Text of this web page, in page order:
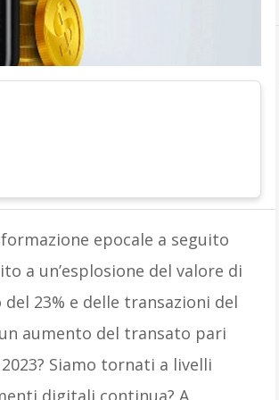
epocale a seguito
a un’esplosione del valore di
23% e delle transazioni del
aumento del transato pari
Siamo tornati a livelli
digitali continua? A